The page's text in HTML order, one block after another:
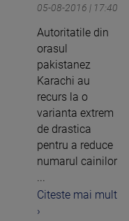
05-08-2016 | 17:40
Autoritatile din
orasul
pakistanez
Karachi au
recurs la o
varianta extrem
de drastica
pentru a reduce
numarul cainilor
...
Citeste mai mult
›